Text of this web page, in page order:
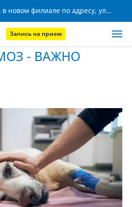
Будем рады вас видеть в новом филиале по адресу, ул. Кижеватова, 8!
Запись на прием
- ВАЖНО